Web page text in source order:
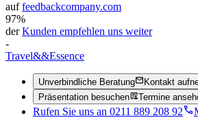
auffeedbackcompany.com
97%
derKunden empfehlen uns weiter
-
Travel&&Essence
Unverbindliche Beratung
Kontakt
Präsentation besuchen
Termine
Rufen Sie uns an 0211 889 208 92